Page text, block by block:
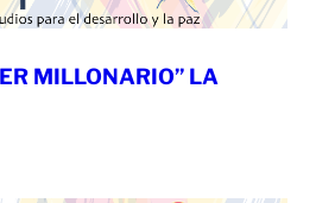
MILLONARIO” LA